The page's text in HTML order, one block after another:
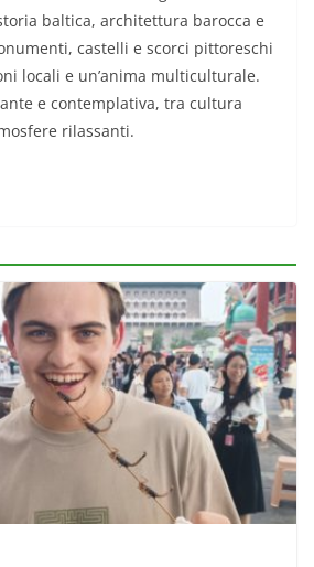
baltica, architettura barocca e
castelli e scorci pittoreschi
locali e un’anima multiculturale.
e contemplativa, tra cultura
rilassanti.